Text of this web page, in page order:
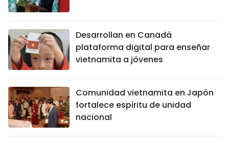
Desarrollan en Canadá
plataforma digital para enseñar
vietnamita a jóvenes
Comunidad vietnamita en Japón
fortalece espíritu de unidad
nacional